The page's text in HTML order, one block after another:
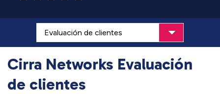
Cirra Networks Evaluación
de clientes